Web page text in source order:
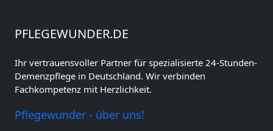
PFLEGEWUNDER.DE
Ihr vertrauensvoller Partner für spezialisierte 24-Stunden-
Demenzpflege in Deutschland. Wir verbinden
Fachkompetenz mit Herzlichkeit.
Pflegewunder - über uns!